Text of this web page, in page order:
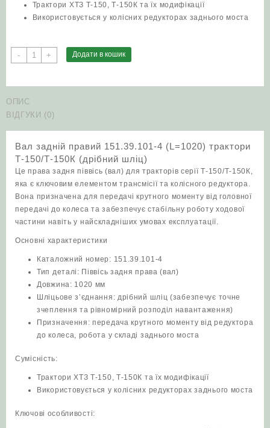
Трактори ХТЗ Т-150, Т-150К та їх модифікації
Використовується у колісних редукторах заднього моста
-
Вал
задній
4
(L=1020)
трактори
Т-150К
+ Додати в кошик
ОПИС
ВІДГУКИ (0)
Вал задній правий 151.39.101-4 (L=1020) трактори
Т-150/Т-150К (дрібний шліц)
Це права задня піввісь (вал) для тракторів серії Т-150/Т-150К,
яка є ключовим елементом трансмісії та колісного редуктора.
Вона призначена для передачі крутного моменту від головної
передачі до колеса та забезпечує стабільну роботу ходової
частини навіть у найскладніших умовах експлуатації.
Основні характеристики
Каталожний номер: 151.39.101-4
Тип деталі: Піввісь задня права (вал)
Довжина: 1020 мм
Шліцьове з’єднання: дрібний шліц (забезпечує точне
зчеплення та рівномірний розподіл навантаження)
Призначення: передача крутного моменту від редуктора
до колеса, робота у складі заднього моста
Сумісність:
Трактори ХТЗ Т-150, Т-150К та їх модифікації
Використовується у колісних редукторах заднього моста
Ключові особливості: